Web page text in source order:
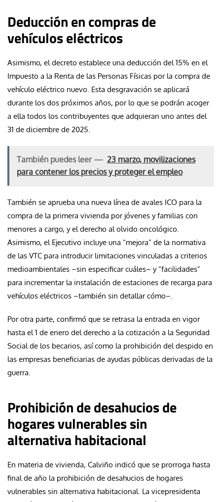
Deducción en compras de
vehículos eléctricos
Asimismo, el decreto establece una deducción del 15% en el
Impuesto a la Renta de las Personas Físicas por la compra de
vehículo eléctrico nuevo. Esta desgravación se aplicará
durante los dos próximos años, por lo que se podrán acoger
a ella todos los contribuyentes que adquieran uno antes del
31 de diciembre de 2025.
También puedes leer — 23 marzo, movilizaciones
para contener los precios y proteger el empleo
También se aprueba una nueva línea de avales ICO para la
compra de la primera vivienda por jóvenes y familias con
menores a cargo, y el derecho al olvido oncológico.
Asimismo, el Ejecutivo incluye una “mejora” de la normativa
de las VTC para introducir limitaciones vinculadas a criterios
medioambientales –sin especificar cuáles– y “facilidades”
para incrementar la instalación de estaciones de recarga para
vehículos eléctricos –también sin detallar cómo–.
Por otra parte, confirmó que se retrasa la entrada en vigor
hasta el 1 de enero del derecho a la cotización a la Seguridad
Social de los becarios, así como la prohibición del despido en
las empresas beneficiarias de ayudas públicas derivadas de la
guerra.
Prohibición de desahucios de
hogares vulnerables sin
alternativa habitacional
En materia de vivienda, Calviño indicó que se prorroga hasta
final de año la prohibición de desahucios de hogares
vulnerables sin alternativa habitacional. La vicepresidenta